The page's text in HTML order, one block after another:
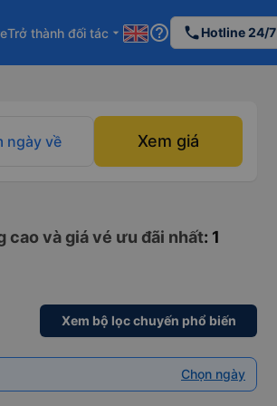
Trở thành đối tác arrow_drop_down help_outline phoneHotline 24/7
ngày về Xem giá
cao và giá vé ưu đãi nhất: 1
Xem bộ lọc chuyến phổ biến
Chọn ngày